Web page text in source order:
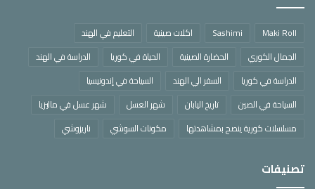
Maki Roll
Sashimi اكلات صينية
التعليم في الهند
الجمال الكوري
الحضارة الصينية الحياة في كوريا
الدراسة في الهند
الدراسة في كوريا
السفر الي الهند
السياحة في إندونيسيا
السياحة في الصين
تاريخ اليابان شهر العسل
شهر عسل في ماليزيا
مسلسلات كورية ينصح بمشاهدتها
مكونات السوشي ناريزوشي
تصنيفات